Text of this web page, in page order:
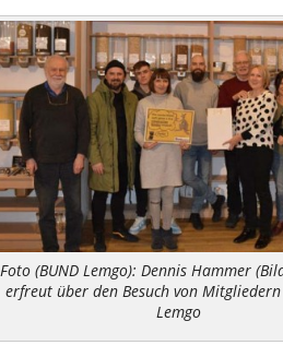
Foto (BUND Lemgo): Dennis Hammer
erfreut über den Besuch von Mitgliedern
Lemgo